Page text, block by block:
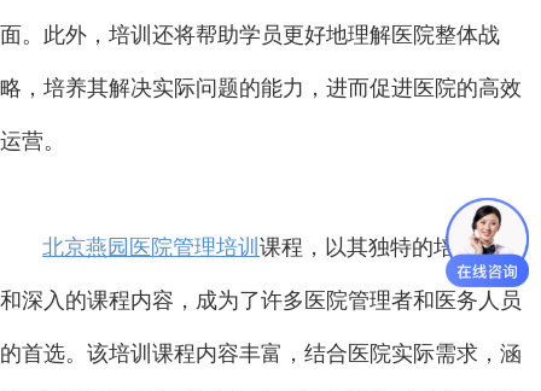
面。此外，培训还将帮助学员更好地理解医院整体战
略，培养其解决实际问题的能力，进而促进医院的高效
运营。
北京燕园医院管理培训课程，以其独特的培训模式
和深入的课程内容，成为了许多医院管理者和医务人员
的首选。该培训课程内容丰富，结合医院实际需求，涵